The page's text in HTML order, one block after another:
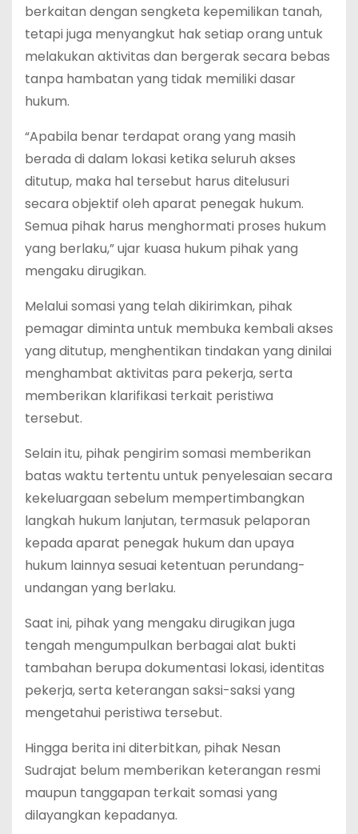
berkaitan dengan sengketa kepemilikan tanah,
tetapi juga menyangkut hak setiap orang untuk
melakukan aktivitas dan bergerak secara bebas
tanpa hambatan yang tidak memiliki dasar
hukum.
“Apabila benar terdapat orang yang masih
berada di dalam lokasi ketika seluruh akses
ditutup, maka hal tersebut harus ditelusuri
secara objektif oleh aparat penegak hukum.
Semua pihak harus menghormati proses hukum
yang berlaku,” ujar kuasa hukum pihak yang
mengaku dirugikan.
Melalui somasi yang telah dikirimkan, pihak
pemagar diminta untuk membuka kembali akses
yang ditutup, menghentikan tindakan yang dinilai
menghambat aktivitas para pekerja, serta
memberikan klarifikasi terkait peristiwa
tersebut.
Selain itu, pihak pengirim somasi memberikan
batas waktu tertentu untuk penyelesaian secara
kekeluargaan sebelum mempertimbangkan
langkah hukum lanjutan, termasuk pelaporan
kepada aparat penegak hukum dan upaya
hukum lainnya sesuai ketentuan perundang-
undangan yang berlaku.
Saat ini, pihak yang mengaku dirugikan juga
tengah mengumpulkan berbagai alat bukti
tambahan berupa dokumentasi lokasi, identitas
pekerja, serta keterangan saksi-saksi yang
mengetahui peristiwa tersebut.
Hingga berita ini diterbitkan, pihak Nesan
Sudrajat belum memberikan keterangan resmi
maupun tanggapan terkait somasi yang
dilayangkan kepadanya.